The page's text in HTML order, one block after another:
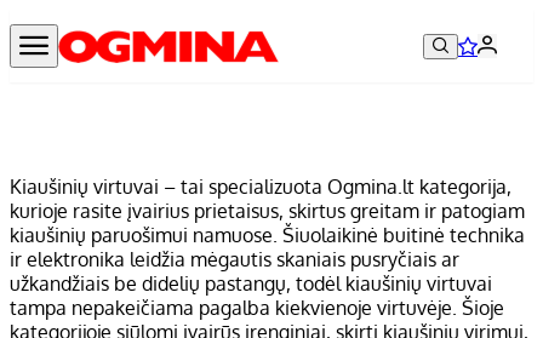
Kiaušinių virtuvai – tai specializuota Ogmina.lt kategorija,
kurioje rasite įvairius prietaisus, skirtus greitam ir patogiam
kiaušinių paruošimui namuose. Šiuolaikinė buitinė technika
ir elektronika leidžia mėgautis skaniais pusryčiais ar
užkandžiais be didelių pastangų, todėl kiaušinių virtuvai
tampa nepakeičiama pagalba kiekvienoje virtuvėje. Šioje
kategorijoje siūlomi įvairūs įrenginiai, skirti kiaušinių virimui,